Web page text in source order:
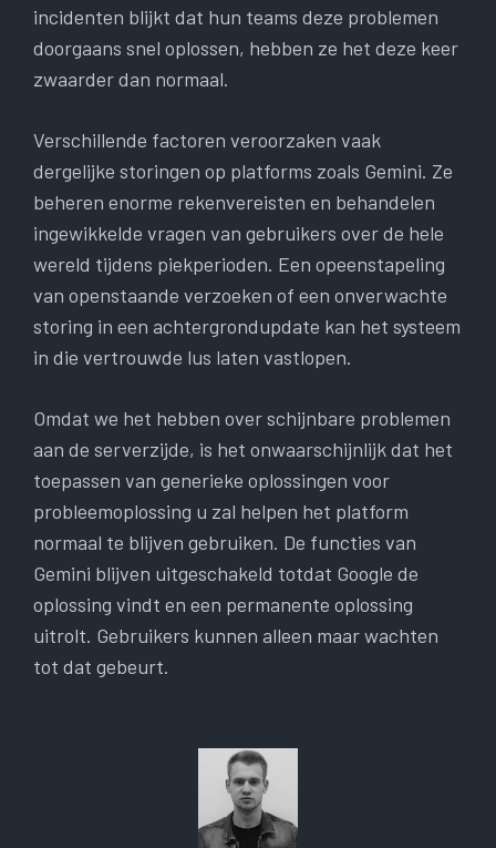
incidenten blijkt dat hun teams deze problemen
doorgaans snel oplossen, hebben ze het deze keer
zwaarder dan normaal.
Verschillende factoren veroorzaken vaak
dergelijke storingen op platforms zoals Gemini. Ze
beheren enorme rekenvereisten en behandelen
ingewikkelde vragen van gebruikers over de hele
wereld tijdens piekperioden. Een opeenstapeling
van openstaande verzoeken of een onverwachte
storing in een achtergrondupdate kan het systeem
in die vertrouwde lus laten vastlopen.
Omdat we het hebben over schijnbare problemen
aan de serverzijde, is het onwaarschijnlijk dat het
toepassen van generieke oplossingen voor
probleemoplossing u zal helpen het platform
normaal te blijven gebruiken. De functies van
Gemini blijven uitgeschakeld totdat Google de
oplossing vindt en een permanente oplossing
uitrolt. Gebruikers kunnen alleen maar wachten
tot dat gebeurt.